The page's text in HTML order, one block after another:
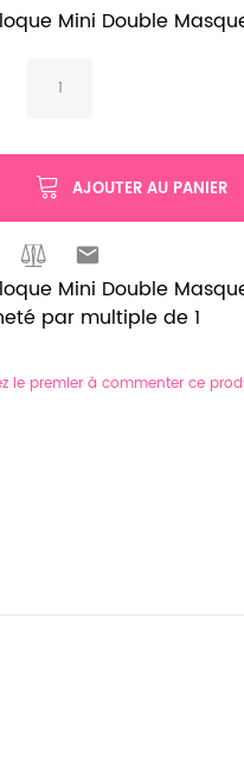
Mini Double
AJOUTER AU PANIER
Mini Double
par multiple de 1
le premier à commenter ce